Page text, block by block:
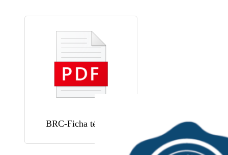
BRC-ZABL
BRC-Ficha técnica